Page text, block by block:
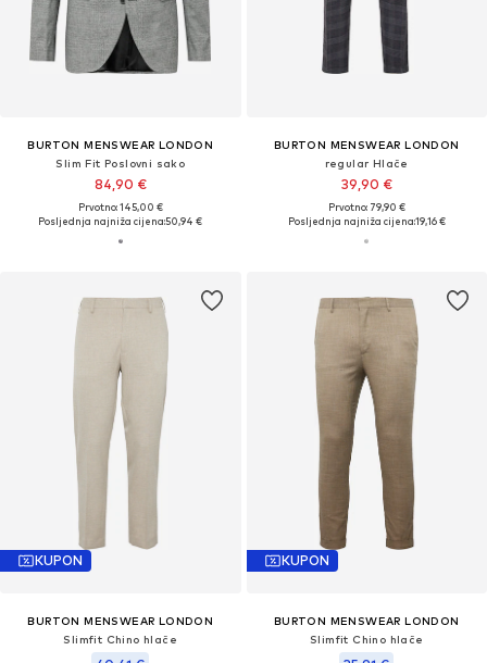
BURTON MENSWEAR LONDON
Slim Fit Poslovni sako
84,90 €
Prvotno: 145,00 €
Posljednja najniža cijena:50,94 €
BURTON MENSWEAR LONDON
regular Hlače
39,90 €
Prvotno: 79,90 €
Posljednja najniža cijena:19,16 €
KUPON
BURTON MENSWEAR LONDON
Slimfit Chino hlače
KUPON
BURTON MENSWEAR LONDON
Slimfit Chino hlače